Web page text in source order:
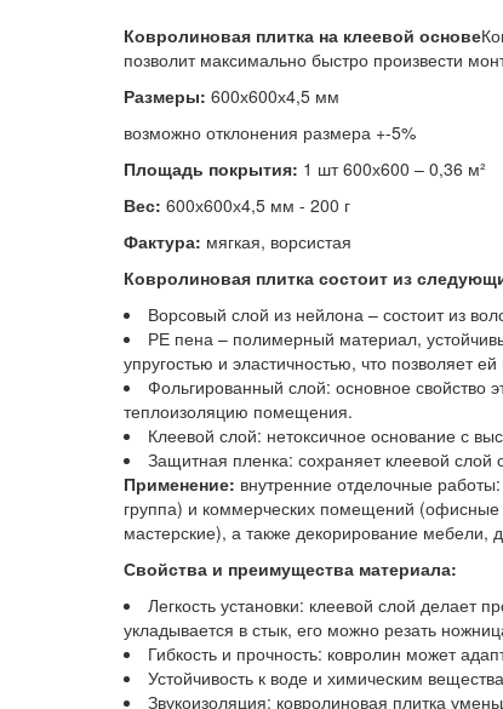
Ковролиновая плитка на клеевой основе
позволит максимально быстро произвести
Размеры: 600х600х4,5 мм
возможно отклонения размера +-5%
Площадь покрытия: 1 шт 600х600 – 0,36 м²
Вес: 600х600х4,5 мм - 200 г
Фактура: мягкая, ворсистая
Ковролиновая плитка состоит из
Ворсовый слой из нейлона – состоит из
РЕ пена – полимерный материал,
упругостью и эластичностью, что позволяет
Фольгированный слой: основное свойство
теплоизоляцию помещения.
Клеевой слой: нетоксичное основание с
Защитная пленка: сохраняет клеевой слой
Применение: внутренние отделочные
группа) и коммерческих помещений
мастерские), а также декорирование мебели,
Свойства и преимущества материала:
Легкость установки: клеевой слой
укладывается в стык, его можно резать
Гибкость и прочность: ковролин может
Устойчивость к воде и химическим
Звукоизоляция: ковролиновая плитка